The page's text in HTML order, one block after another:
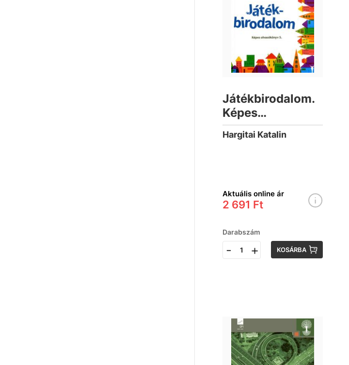
Játékbirodalom.
Képes
olvasókönyv az
általános iskola
Hargitai Katalin
Aktuális online ár
2 691 Ft
Darabszám
- + KOSÁRBA